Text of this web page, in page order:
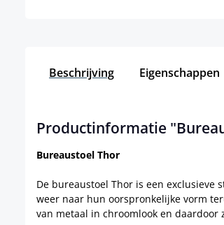
Beschrijving Eigenschappen
Productinformatie
Bureaustoel Thor
De bureaustoel Thor is een
weer naar hun oorspronkelijke vorm
van metaal in chroomlook en daardoor